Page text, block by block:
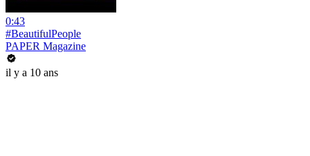
0:43
#BeautifulPeople
PAPER Magazine
il y a 10 ans